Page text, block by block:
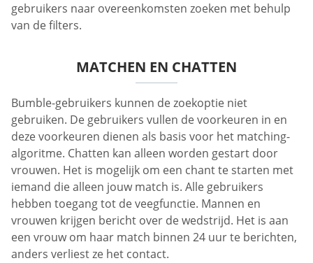
gebruikers naar overeenkomsten zoeken met behulp
van de filters.
MATCHEN EN CHATTEN
Bumble-gebruikers kunnen de zoekoptie niet
gebruiken. De gebruikers vullen de voorkeuren in en
deze voorkeuren dienen als basis voor het matching-
algoritme. Chatten kan alleen worden gestart door
vrouwen. Het is mogelijk om een chant te starten met
iemand die alleen jouw match is. Alle gebruikers
hebben toegang tot de veegfunctie. Mannen en
vrouwen krijgen bericht over de wedstrijd. Het is aan
een vrouw om haar match binnen 24 uur te berichten,
anders verliest ze het contact.